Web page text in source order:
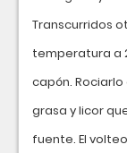
Transcurridos
temperatura a
capón.
grasa y licor
fuente. El